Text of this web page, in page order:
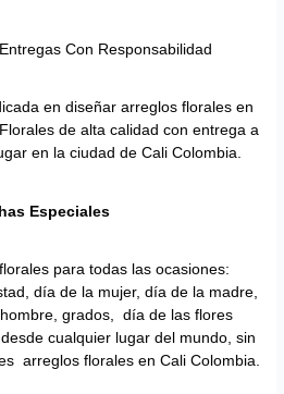
Con Responsabilidad
en diseñar arreglos florales en
de alta calidad con entrega a
en la ciudad de Cali Colombia.
Especiales
para todas las ocasiones:
día de la mujer, día de la madre,
grados, día de las flores
cualquier lugar del mundo, sin
arreglos florales en Cali Colombia.